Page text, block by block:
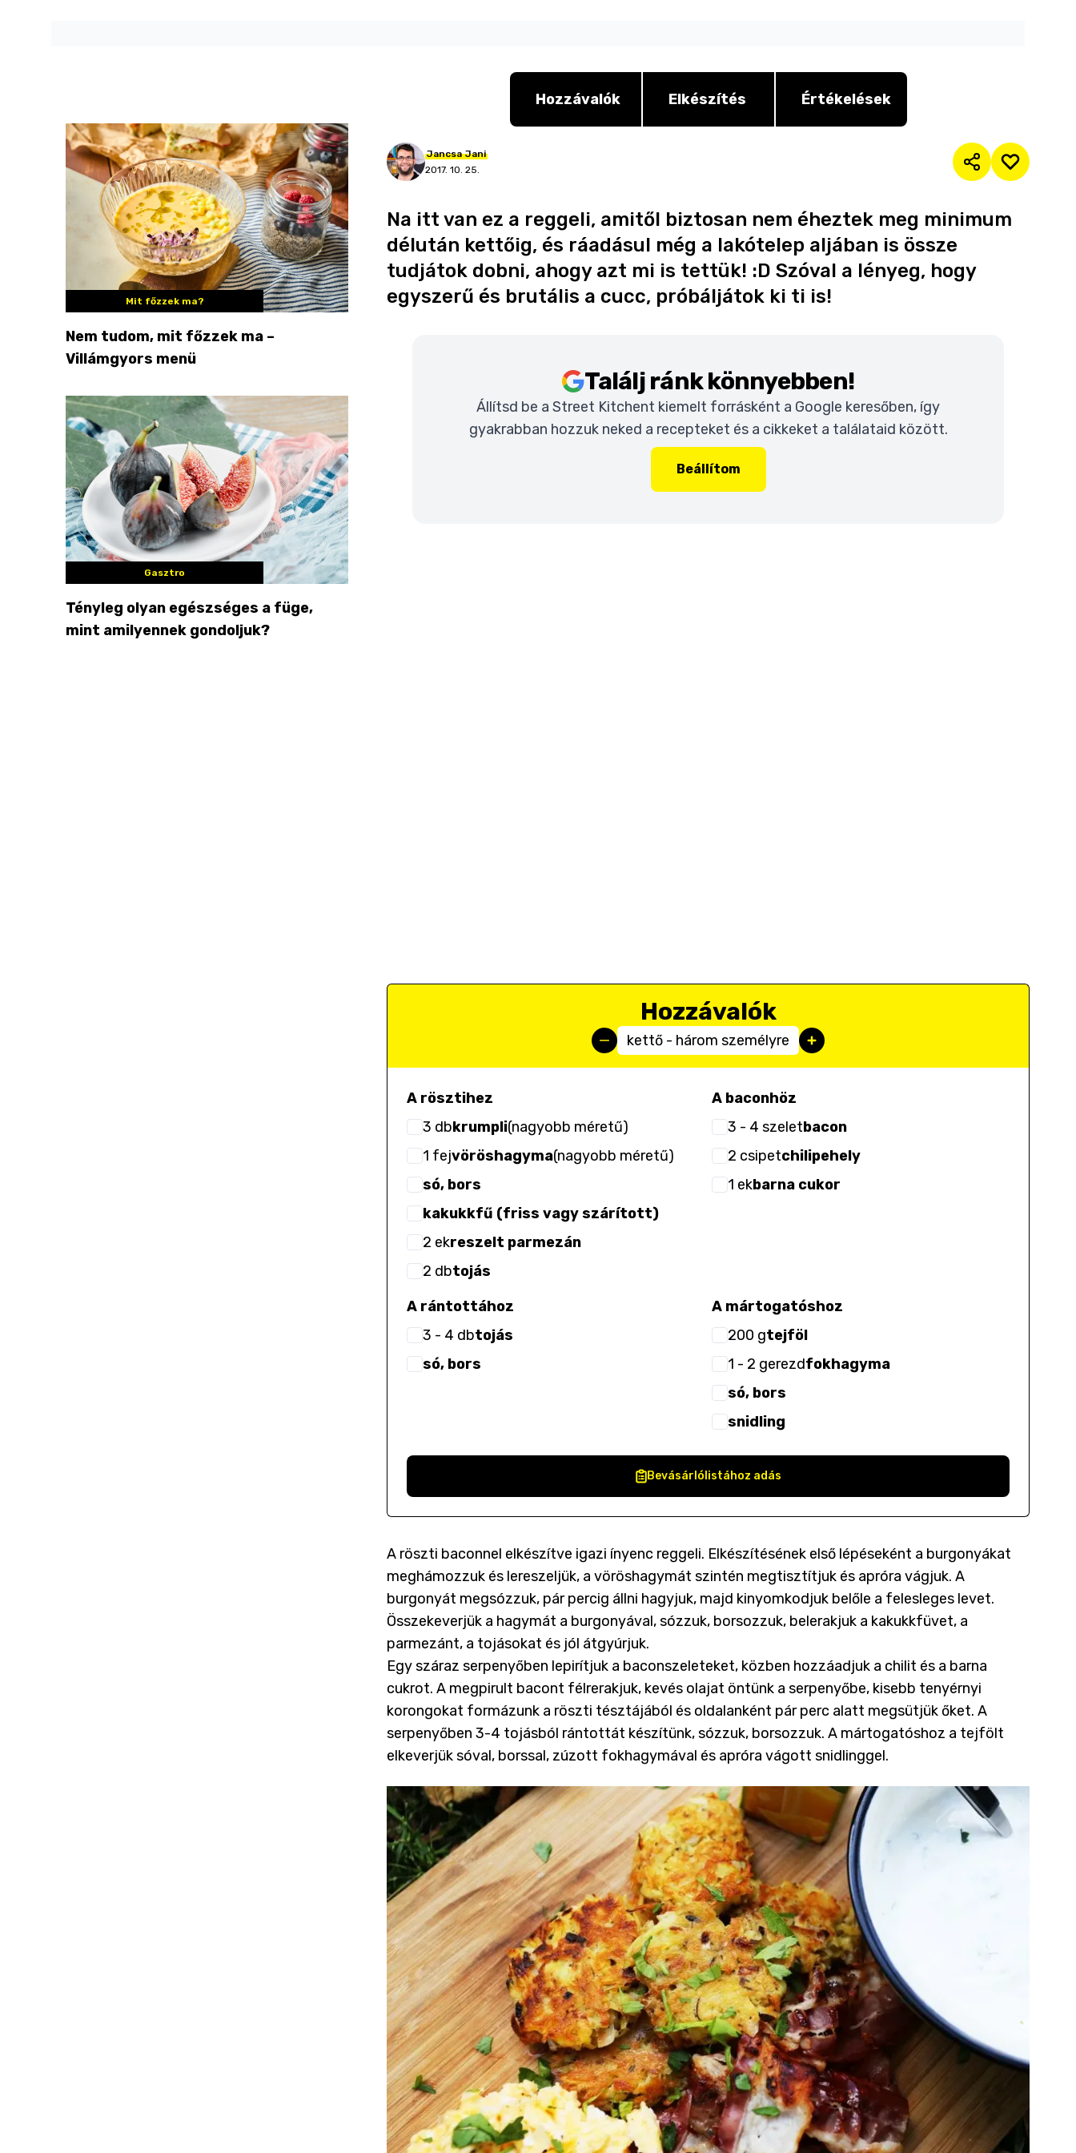
Mit főzzek ma?
Nem tudom, mit főzzek ma –
Villámgyors menü
Gasztro
Tényleg olyan egészséges a füge,
mint amilyennek gondoljuk?
Hozzávalók Elkészítés Értékelések
Jancsa Jani
2017. 10. 25.
Na itt van ez a reggeli, amitől biztosan nem éheztek meg minimum
délután kettőig, és ráadásul még a lakótelep aljában is össze
tudjátok dobni, ahogy azt mi is tettük! :D Szóval a lényeg, hogy
egyszerű és brutális a cucc, próbáljátok ki ti is!
Találj ránk könnyebben!
Állítsd be a Street Kitchent kiemelt forrásként a Google keresőben, így
gyakrabban hozzuk neked a recepteket és a cikkeket a találataid között.
Beállítom
Hozzávalók
kettő - három személyre
A rösztihez
3 dbkrumpli(nagyobb méretű)
1 fejvöröshagyma(nagyobb méretű)
só, bors
kakukkfű (friss vagy szárított)
2 ekreszelt parmezán
2 dbtojás
A baconhöz
3 - 4 szeletbacon
2 csipetchilipehely
1 ekbarna cukor
A rántottához
3 - 4 dbtojás
só, bors
A mártogatóshoz
200 gtejföl
1 - 2 gerezdfokhagyma
só, bors
snidling
Bevásárlólistához adás
A röszti baconnel elkészítve igazi ínyenc reggeli. Elkészítésének első lépéseként a burgonyákat
meghámozzuk és lereszeljük, a vöröshagymát szintén megtisztítjuk és apróra vágjuk. A
burgonyát megsózzuk, pár percig állni hagyjuk, majd kinyomkodjuk belőle a felesleges levet.
Összekeverjük a hagymát a burgonyával, sózzuk, borsozzuk, belerakjuk a kakukkfüvet, a
parmezánt, a tojásokat és jól átgyúrjuk.
Egy száraz serpenyőben lepirítjuk a baconszeleteket, közben hozzáadjuk a chilit és a barna
cukrot. A megpirult bacont félrerakjuk, kevés olajat öntünk a serpenyőbe, kisebb tenyérnyi
korongokat formázunk a röszti tésztájából és oldalanként pár perc alatt megsütjük őket. A
serpenyőben 3-4 tojásból rántottát készítünk, sózzuk, borsozzuk. A mártogatóshoz a tejfölt
elkeverjük sóval, borssal, zúzott fokhagymával és apróra vágott snidlinggel.